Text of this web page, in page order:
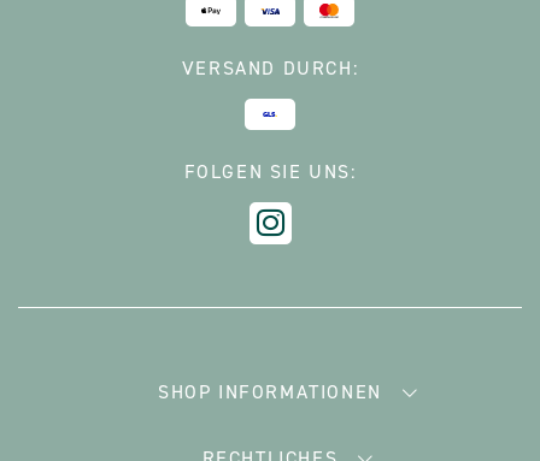
VERSAND DURCH:
FOLGEN SIE UNS:
SHOP INFORMATIONEN